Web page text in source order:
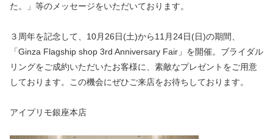
た。」等のメッセージをいただいております。
３周年を記念して、10月26日(土)から11月24日(日)の期間、
「Ginza Flagship shop 3rd Anniversary Fair」を開催。ブライダル
リングをご成約いただいたお客様に、素敵なプレゼントをご用意
しております。この機会にぜひご来店をお待ちしております。
アイプリモ銀座本店